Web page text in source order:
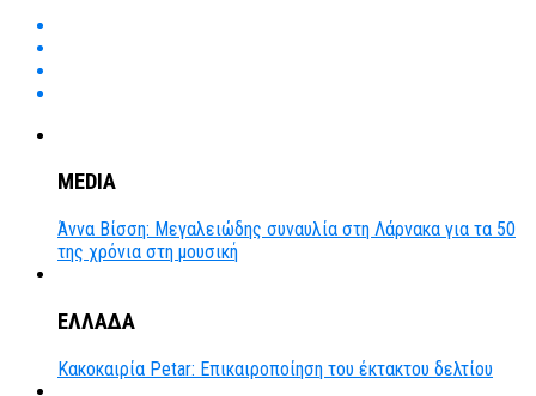
MEDIA
Άννα Βίσση: Μεγαλειώδης συναυλία στη Λάρνακα για τα 50
της χρόνια στη μουσική
ΕΛΛΑΔΑ
Κακοκαιρία Petar: Επικαιροποίηση του έκτακτου δελτίου